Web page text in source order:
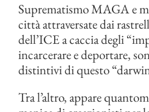
Suprematismo MAGA e
città attraversate dai
dell’ICE a caccia degli
incarcerare e deportare,
distintivi di questo
Tra l’altro, appare